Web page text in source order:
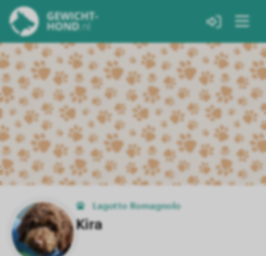
Lagotto Romagnolo
Kira